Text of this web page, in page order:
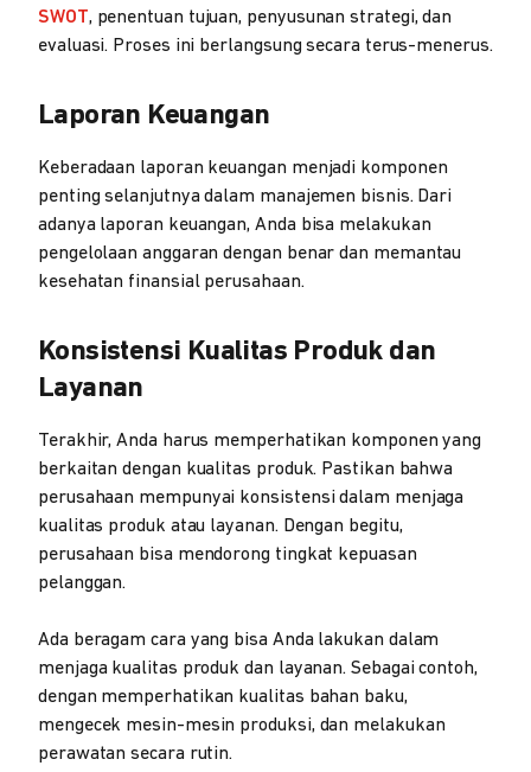
SWOT, penentuan tujuan, penyusunan strategi, dan
evaluasi. Proses ini berlangsung secara terus-menerus.
Laporan Keuangan
Keberadaan laporan keuangan menjadi komponen
penting selanjutnya dalam manajemen bisnis. Dari
adanya laporan keuangan, Anda bisa melakukan
pengelolaan anggaran dengan benar dan memantau
kesehatan finansial perusahaan.
Konsistensi Kualitas Produk dan
Layanan
Terakhir, Anda harus memperhatikan komponen yang
berkaitan dengan kualitas produk. Pastikan bahwa
perusahaan mempunyai konsistensi dalam menjaga
kualitas produk atau layanan. Dengan begitu,
perusahaan bisa mendorong tingkat kepuasan
pelanggan.
Ada beragam cara yang bisa Anda lakukan dalam
menjaga kualitas produk dan layanan. Sebagai contoh,
dengan memperhatikan kualitas bahan baku,
mengecek mesin-mesin produksi, dan melakukan
perawatan secara rutin.